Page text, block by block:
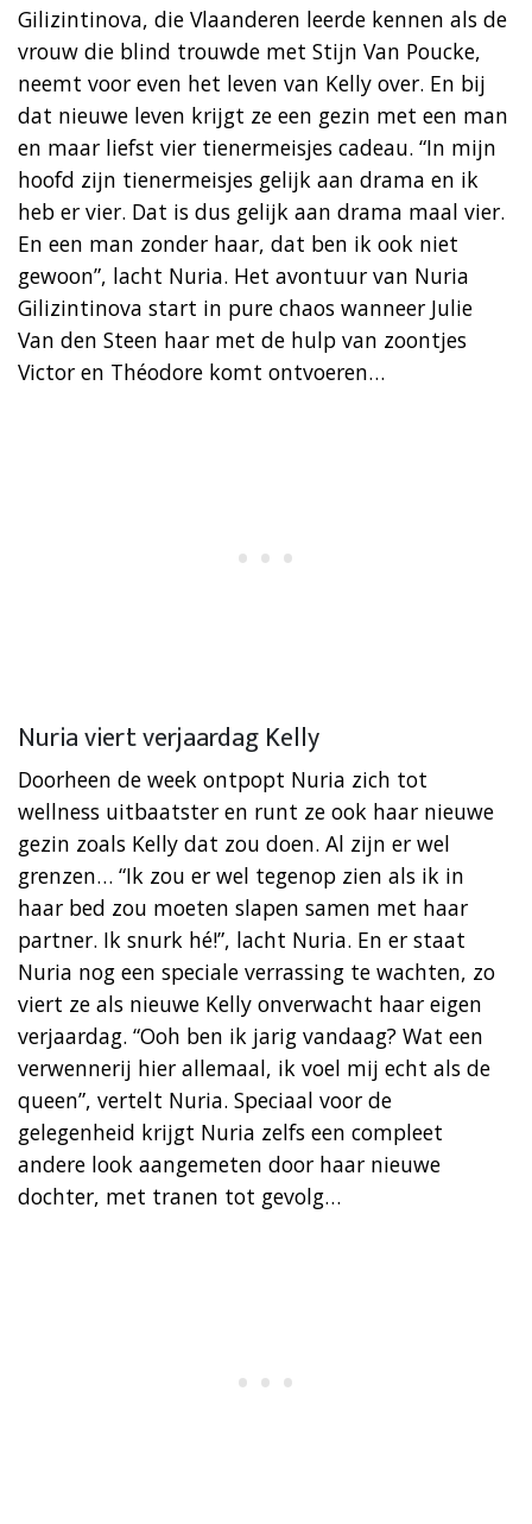
Gilizintinova, die Vlaanderen leerde kennen als de
vrouw die blind trouwde met Stijn Van Poucke,
neemt voor even het leven van Kelly over. En bij
dat nieuwe leven krijgt ze een gezin met een man
en maar liefst vier tienermeisjes cadeau. “In mijn
hoofd zijn tienermeisjes gelijk aan drama en ik
heb er vier. Dat is dus gelijk aan drama maal vier.
En een man zonder haar, dat ben ik ook niet
gewoon”, lacht Nuria. Het avontuur van Nuria
Gilizintinova start in pure chaos wanneer Julie
Van den Steen haar met de hulp van zoontjes
Victor en Théodore komt ontvoeren…
Nuria viert verjaardag Kelly
Doorheen de week ontpopt Nuria zich tot
wellness uitbaatster en runt ze ook haar nieuwe
gezin zoals Kelly dat zou doen. Al zijn er wel
grenzen… “Ik zou er wel tegenop zien als ik in
haar bed zou moeten slapen samen met haar
partner. Ik snurk hé!”, lacht Nuria. En er staat
Nuria nog een speciale verrassing te wachten, zo
viert ze als nieuwe Kelly onverwacht haar eigen
verjaardag. “Ooh ben ik jarig vandaag? Wat een
verwennerij hier allemaal, ik voel mij echt als de
queen”, vertelt Nuria. Speciaal voor de
gelegenheid krijgt Nuria zelfs een compleet
andere look aangemeten door haar nieuwe
dochter, met tranen tot gevolg…